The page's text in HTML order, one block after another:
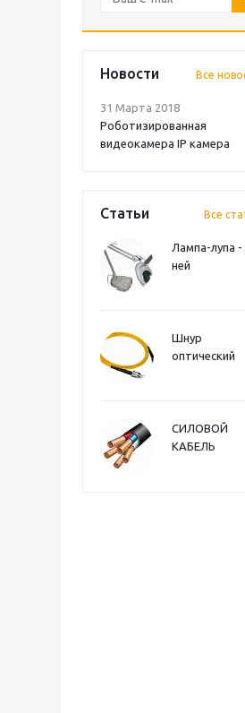
Новости Все
31 Марта 2018
Роботизированная
видеокамера IP камера
Статьи Все
Лампа-лупа -
ней
Шнур
оптический
СИЛОВОЙ
КАБЕЛЬ